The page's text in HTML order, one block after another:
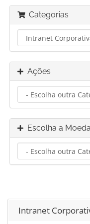
Categorias
Ações
Escolha a Moeda
Intranet